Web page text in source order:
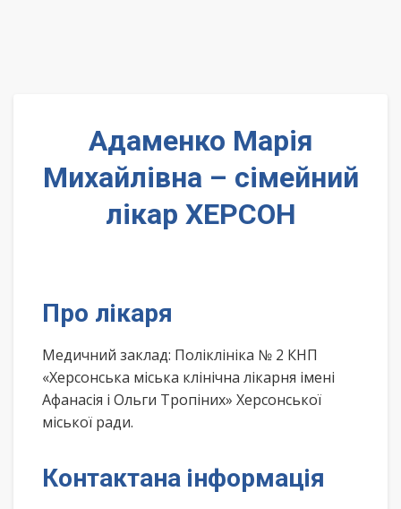
Адаменко Марія
Михайлівна – сімейний
лікар ХЕРСОН
Про лікаря
Медичний заклад: Поліклініка № 2 КНП
«Херсонська міська клінічна лікарня імені
Афанасія і Ольги Тропіних» Херсонської
міської ради.
Контактана інформація